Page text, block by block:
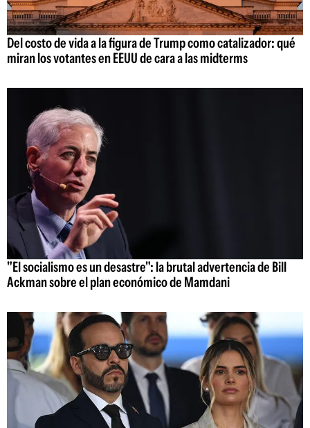
Del costo de vida a la figura de Trump como catalizador: qué
miran los votantes en EEUU de cara a las midterms
"El socialismo es un desastre": la brutal advertencia de Bill
Ackman sobre el plan económico de Mamdani